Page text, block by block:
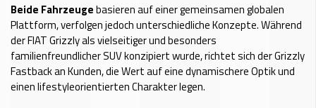
Beide Fahrzeugebasieren auf einer gemeinsamen globalen
Plattform, verfolgen jedoch unterschiedliche Konzepte. Während
der FIAT Grizzly als vielseitiger und besonders
familienfreundlicher SUV konzipiert wurde, richtet sich der Grizzly
Fastback an Kunden, die Wert auf eine dynamischere Optik und
einen lifestyleorientierten Charakter legen.